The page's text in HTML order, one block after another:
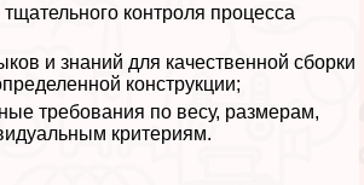
контроля процесса
и знаний для качественной сборки
конструкции;
требования по весу, размерам,
критериям.